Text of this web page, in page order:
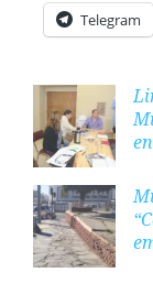
Telegram